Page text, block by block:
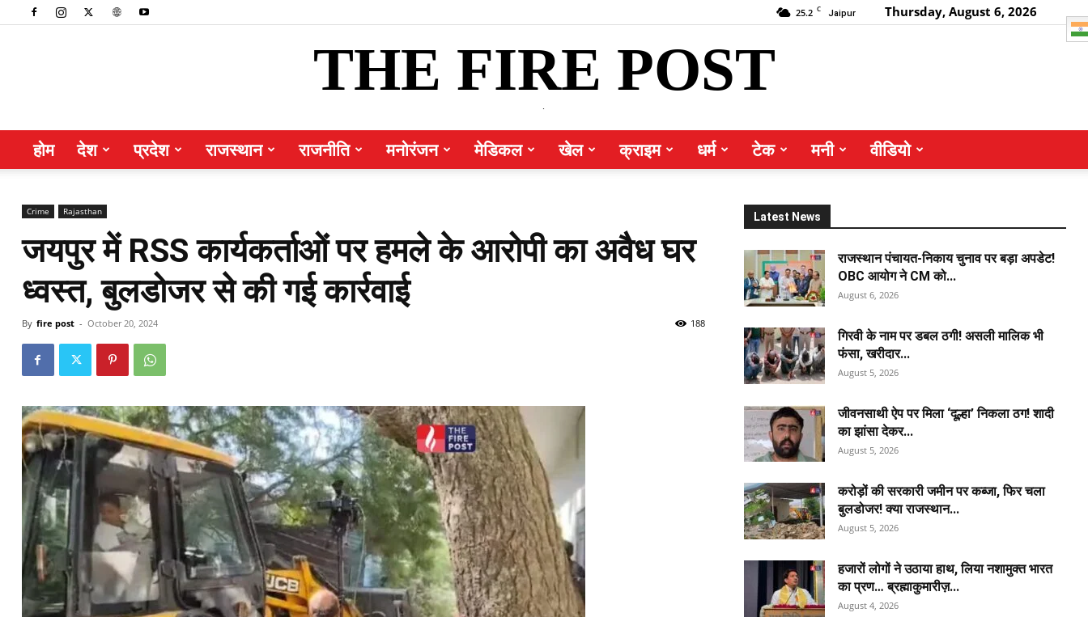
25.2 C Jaipur Thursday, August 6, 2026
THE FIRE POST
होम देश प्रदेश राजस्थान राजनीति मनोरंजन मेडिकल खेल क्राइम धर्म टेक मनी वीडियो
Crime Rajasthan
जयपुर में RSS कार्यकर्ताओं पर हमले के आरोपी का अवैध घर
ध्वस्त, बुलडोजर से की गई कार्रवाई
By fire post - October 20, 2024 188
Latest News
राजस्थान पंचायत-निकाय चुनाव पर बड़ा अपडेट!
OBC आयोग ने CM को...
August 6, 2026
गिरवी के नाम पर डबल ठगी! असली मालिक भी
फंसा, खरीदार...
August 5, 2026
जीवनसाथी ऐप पर मिला ‘दूल्हा’ निकला ठग! शादी
का झांसा देकर...
August 5, 2026
करोड़ों की सरकारी जमीन पर कब्जा, फिर चला
बुलडोजर! क्या राजस्थान...
August 5, 2026
हजारों लोगों ने उठाया हाथ, लिया नशामुक्त भारत
का प्रण… ब्रह्माकुमारीज़...
August 4, 2026